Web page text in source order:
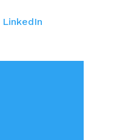
LinkedIn